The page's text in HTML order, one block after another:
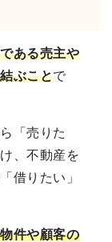
ある売主や
ぶことで
「売りた
、不動産を
借りたい」
件や顧客の